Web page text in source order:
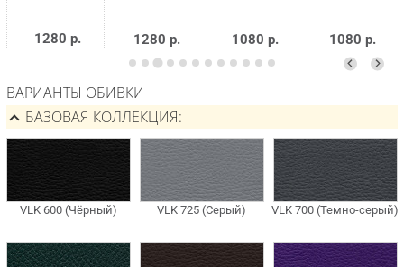
1280 р. 1280 р. 1080 р. 1080 р.
ВАРИАНТЫ ОБИВКИ
БАЗОВАЯ КОЛЛЕКЦИЯ